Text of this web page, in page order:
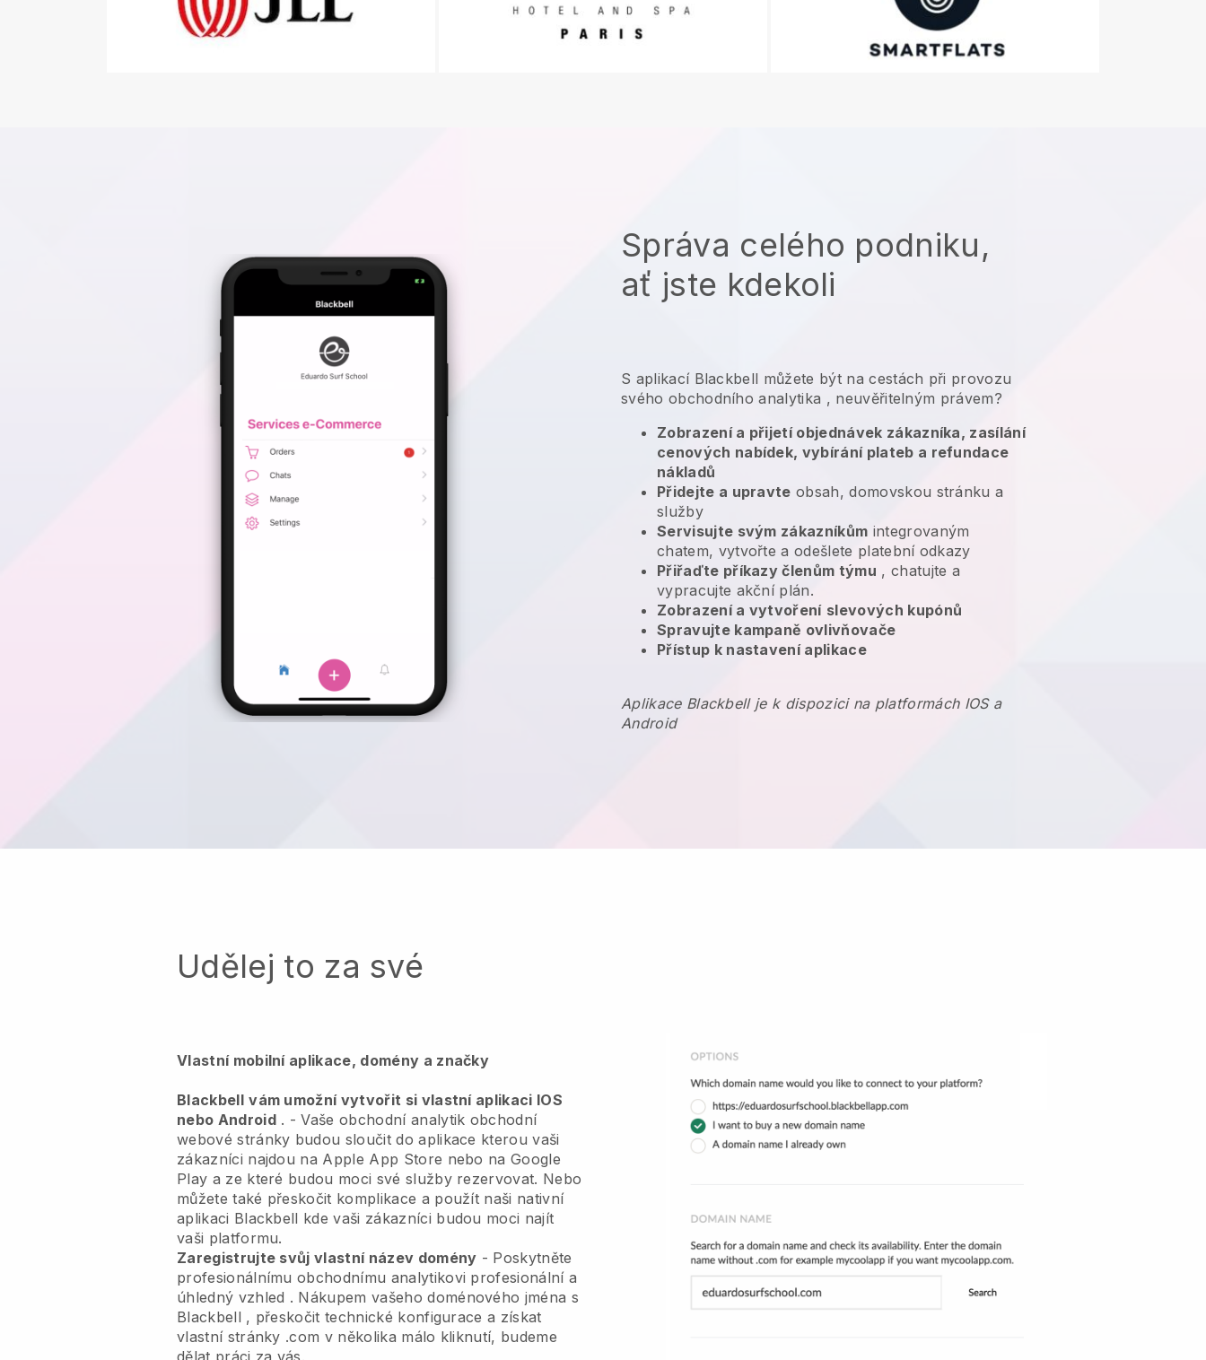
Správa celého podniku,
ať jste kdekoli
S aplikací Blackbell můžete být na cestách při provozu
svého obchodního analytika , neuvěřitelným právem?
Zobrazení a přijetí objednávek zákazníka, zasílání
cenových nabídek, vybírání plateb a refundace
nákladů
Přidejte a upravte obsah, domovskou stránku a
služby
Servisujte svým zákazníkům integrovaným
chatem, vytvořte a odešlete platební odkazy
Přiřaďte příkazy členům týmu , chatujte a
vypracujte akční plán.
Zobrazení a vytvoření slevových kupónů
Spravujte kampaně ovlivňovače
Přístup k nastavení aplikace
Aplikace Blackbell je k dispozici na platformách IOS a
Android
Udělej to za své
Vlastní mobilní aplikace, domény a značky
Blackbell vám umožní vytvořit si vlastní aplikaci IOS
nebo Android. -Vaše obchodní analytik obchodní
webové stránky budou sloučit do aplikace kterou vaši
zákazníci najdou na Apple App Store nebo na Google
Play a ze které budou moci své služby rezervovat. Nebo
můžete také přeskočit komplikace a použít naši nativní
aplikaci Blackbell kde vaši zákazníci budou moci najít
vaši platformu.
Zaregistrujte svůj vlastní název domény - Poskytněte
profesionálnímu obchodnímu analytikovi profesionální a
úhledný vzhled . Nákupem vašeho doménového jména s
Blackbell , přeskočit technické konfigurace a získat
vlastní stránky .com v několika málo kliknutí, budeme
dělat práci za vás.